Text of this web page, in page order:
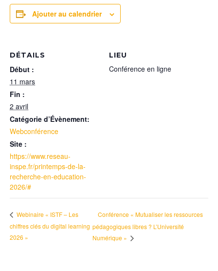
Ajouter au calendrier
DÉTAILS
Début :
11 mars
Fin :
2 avril
Catégorie d’Évènement:
Webconférence
Site :
https://www.reseau-
inspe.fr/printemps-de-la-
recherche-en-education-
2026/#
LIEU
Conférence en ligne
Webinaire « ISTF – Les
chiffres clés du digital learning
2026 »
Conférence « Mutualiser les ressources
pédagogiques libres ? L’Université
Numérique »